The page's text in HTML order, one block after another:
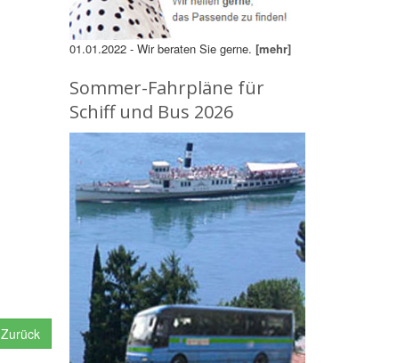
Zurück
01.01.2022 - Wir beraten Sie gerne. [mehr]
Sommer-Fahrpläne für
Schiff und Bus 2026